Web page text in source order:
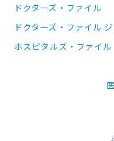
ドクターズ・ファイル
ドクターズ・ファイル
ホスピタルズ・ファイル